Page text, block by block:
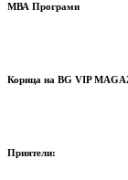
МВА Програми
Корица на BG VIP
Приятели: